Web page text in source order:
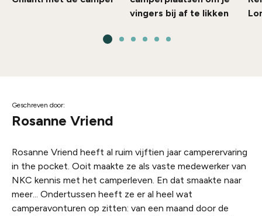
vingers bij af te likken
Geschreven door:
Rosanne Vriend
Rosanne Vriend heeft al ruim vijftien jaar camperervaring
in the pocket. Ooit maakte ze als vaste medewerker van
NKC kennis met het camperleven. En dat smaakte naar
meer... Ondertussen heeft ze er al heel wat
camperavonturen op zitten: van een maand door de